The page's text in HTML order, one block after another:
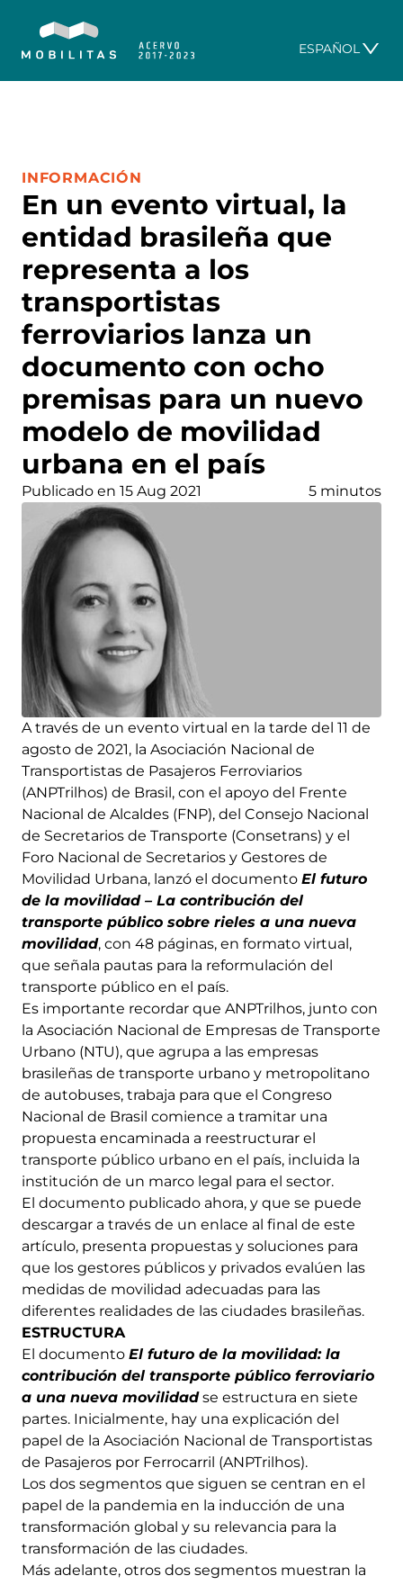
ESPAÑOL
En un evento virtual, la
entidad brasileña que
representa a los
transportistas
ferroviarios lanza un
documento con ocho
premisas para un nuevo
modelo de movilidad
urbana en el país
CATEGORÍA:
INFORMACIÓN
Publicado en 15 Aug 2021 5 minutos
A través de un evento virtual en la tarde del 11 de
agosto de 2021, la Asociación Nacional de
Transportistas de Pasajeros Ferroviarios
(ANPTrilhos) de Brasil, con el apoyo del Frente
Nacional de Alcaldes (FNP), del Consejo Nacional
de Secretarios de Transporte (Consetrans) y el
Foro Nacional de Secretarios y Gestores de
Movilidad Urbana, lanzó el documento El futuro
de la movilidad – La contribución del
transporte público sobre rieles a una nueva
movilidad, con 48 páginas, en formato virtual,
que señala pautas para la reformulación del
transporte público en el país.
Es importante recordar que ANPTrilhos, junto con
la Asociación Nacional de Empresas de Transporte
Urbano (NTU), que agrupa a las empresas
brasileñas de transporte urbano y metropolitano
de autobuses, trabaja para que el Congreso
Nacional de Brasil comience a tramitar una
propuesta encaminada a reestructurar el
transporte público urbano en el país, incluida la
institución de un marco legal para el sector.
El documento publicado ahora, y que se puede
descargar a través de un enlace al final de este
artículo, presenta propuestas y soluciones para
que los gestores públicos y privados evalúen las
medidas de movilidad adecuadas para las
diferentes realidades de las ciudades brasileñas.
ESTRUCTURA
El documento El futuro de la movilidad: la
contribución del transporte público ferroviario
a una nueva movilidadse estructura en siete
partes. Inicialmente, hay una explicación del
papel de la Asociación Nacional de Transportistas
de Pasajeros por Ferrocarril (ANPTrilhos).
Los dos segmentos que siguen se centran en el
papel de la pandemia en la inducción de una
transformación global y su relevancia para la
transformación de las ciudades.
Más adelante, otros dos segmentos muestran la